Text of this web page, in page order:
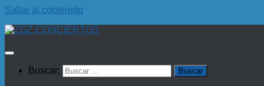
Saltar al contenido
Buscar: